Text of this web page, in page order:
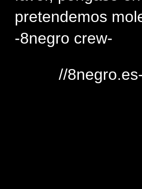
pretendemos
-8negro crew-
//